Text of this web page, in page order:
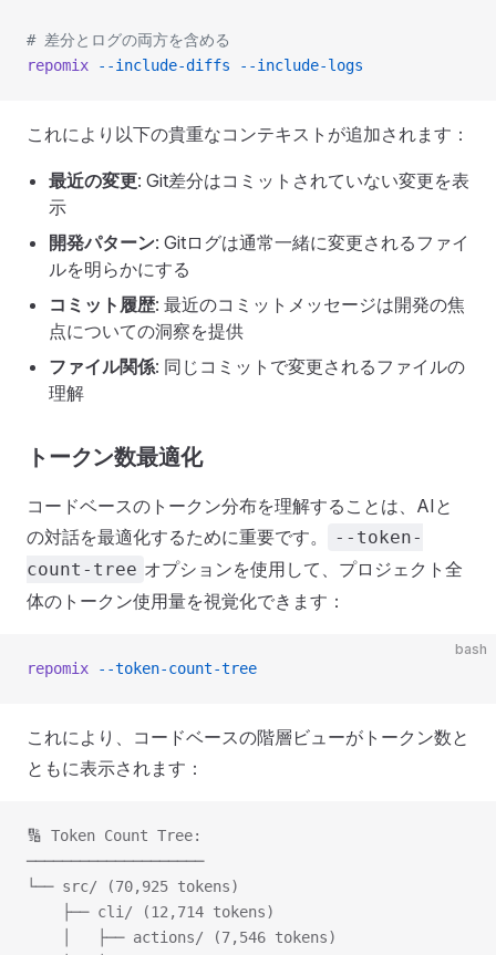
# 差分とログの両方を含める
repomix --include-diffs --include-logs
これにより以下の貴重なコンテキストが追加されます：
最近の変更: Git差分はコミットされていない変更を表
示
開発パターン: Gitログは通常一緒に変更されるファイ
ルを明らかにする
コミット履歴: 最近のコミットメッセージは開発の焦
点についての洞察を提供
ファイル関係: 同じコミットで変更されるファイルの
理解
トークン数最適化
コードベースのトークン分布を理解することは、AIと
の対話を最適化するために重要です。
--token-
count-tree オプションを使用して、プロジェクト全
体のトークン使用量を視覚化できます：
bash
repomix --token-count-tree
これにより、コードベースの階層ビューがトークン数と
ともに表示されます：
🔢 Token Count Tree:
────────────────────
└── src/ (70,925 tokens)
    ├── cli/ (12,714 tokens)
    │   ├── actions/ (7,546 tokens)